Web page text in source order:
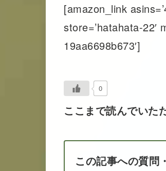
[amazon_link
store=’hatahata-22′
19aa6698b673′]
0
ここまで読んでいた
この記事への質問